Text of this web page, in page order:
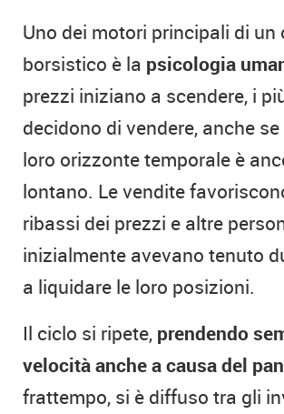
Uno dei motori principali di un
borsistico è la psicologia
prezzi iniziano a scendere, i
decidono di vendere, anche
loro orizzonte temporale è
lontano. Le vendite
ribassi dei prezzi e altre
inizialmente avevano tenuto
a liquidare le loro posizioni.
Il ciclo si ripete, prendendo
velocità anche a causa del
frattempo, si è diffuso tra gli